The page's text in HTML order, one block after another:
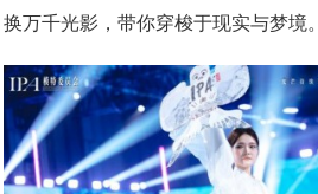
换万千光影，带你穿梭于现实与梦境。